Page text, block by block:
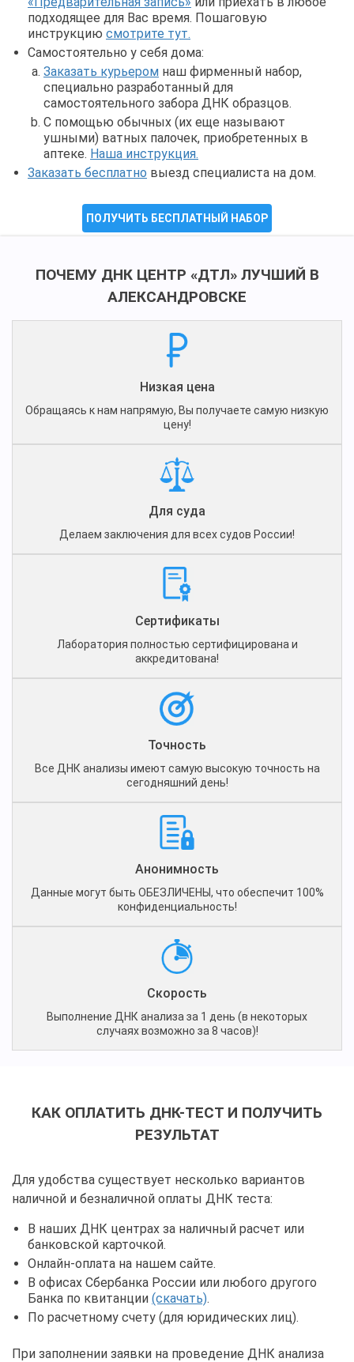
подходящее для Вас время. Пошаговую
инструкцию смотрите тут.
Самостоятельно у себя дома:
Заказать курьером наш фирменный набор,
специально разработанный для
самостоятельного забора ДНК образцов.
С помощью обычных (их еще называют
ушными) ватных палочек, приобретенных в
аптеке. Наша инструкция.
Заказать бесплатно выезд специалиста на дом.
ПОЛУЧИТЬ БЕСПЛАТНЫЙ НАБОР
ПОЧЕМУ ДНК ЦЕНТР «ДТЛ» ЛУЧШИЙ В
АЛЕКСАНДРОВСКЕ
Низкая цена
Обращаясь к нам напрямую, Вы получаете самую низкую
цену!
Для суда
Делаем заключения для всех судов России!
Сертификаты
Лаборатория полностью сертифицирована и
аккредитована!
Точность
Все ДНК анализы имеют самую высокую точность на
сегодняшний день!
Анонимность
Данные могут быть ОБЕЗЛИЧЕНЫ, что обеспечит 100%
конфиденциальность!
Скорость
Выполнение ДНК анализа за 1 день (в некоторых
случаях возможно за 8 часов)!
КАК ОПЛАТИТЬ ДНК-ТЕСТ И ПОЛУЧИТЬ
РЕЗУЛЬТАТ
Для удобства существует несколько вариантов
наличной и безналичной оплаты ДНК теста:
В наших ДНК центрах за наличный расчет или
банковской карточкой.
Онлайн-оплата на нашем сайте.
В офисах Сбербанка России или любого другого
Банка по квитанции (скачать).
По расчетному счету (для юридических лиц).
При заполнении заявки на проведение ДНК анализа